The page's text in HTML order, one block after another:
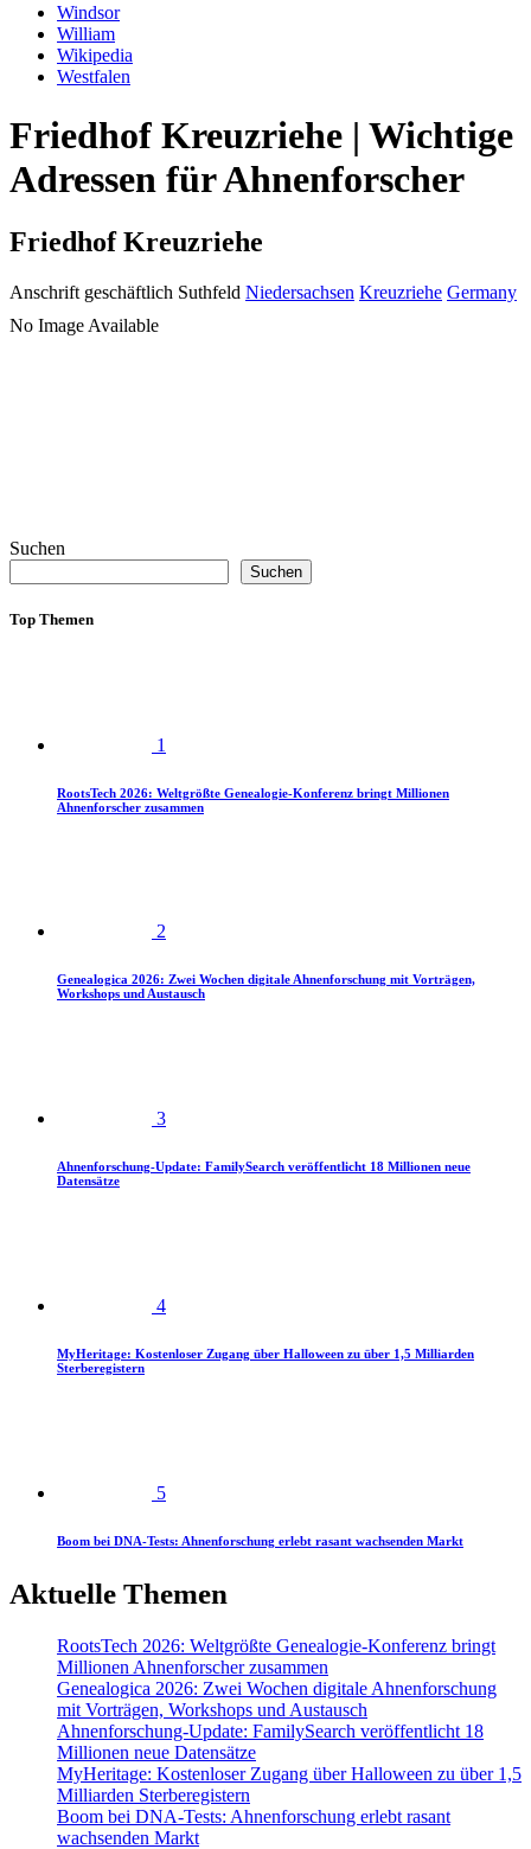
Windsor
William
Wikipedia
Westfalen
Friedhof Kreuzriehe | Wichtige
Adressen für Ahnenforscher
Friedhof Kreuzriehe
Anschrift geschäftlich Suthfeld Niedersachsen Kreuzriehe Germany
No Image Available
Suchen
Suchen
Top Themen
1
RootsTech 2026: Weltgrößte Genealogie-Konferenz bringt Millionen
Ahnenforscher zusammen
2
Genealogica 2026: Zwei Wochen digitale Ahnenforschung mit Vorträgen,
Workshops und Austausch
3
Ahnenforschung-Update: FamilySearch veröffentlicht 18 Millionen neue
Datensätze
4
MyHeritage: Kostenloser Zugang über Halloween zu über 1,5 Milliarden
Sterberegistern
5
Boom bei DNA-Tests: Ahnenforschung erlebt rasant wachsenden Markt
Aktuelle Themen
RootsTech 2026: Weltgrößte Genealogie-Konferenz bringt
Millionen Ahnenforscher zusammen
Genealogica 2026: Zwei Wochen digitale Ahnenforschung
mit Vorträgen, Workshops und Austausch
Ahnenforschung-Update: FamilySearch veröffentlicht 18
Millionen neue Datensätze
MyHeritage: Kostenloser Zugang über Halloween zu über 1,5
Milliarden Sterberegistern
Boom bei DNA-Tests: Ahnenforschung erlebt rasant
wachsenden Markt